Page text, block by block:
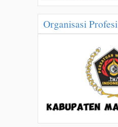
Organisasi Profesi